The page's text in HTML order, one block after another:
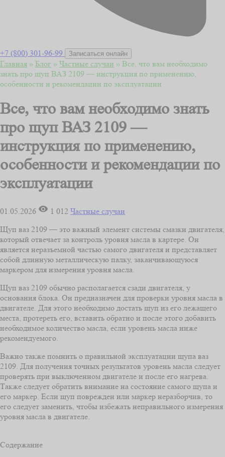
+7 (800) 301-96-99 Записаться онлайн
Главная » Блог » Частные случаи » Все, что вам необходимо
знать про щуп ВАЗ 2109 — инструкция по применению,
особенности и рекомендации по эксплуатации
Все, что вам необходимо знать
про щуп ВАЗ 2109 —
инструкция по применению,
особенности и рекомендации по
эксплуатации
01.05.2026 1 012 Частные случаи
Щуп ваз 2109 — это важный элемент системы смазки двигателя,
который отвечает за контроль уровня масла в картере. Он
является неразъемной частью самого двигателя и представляет
собой длинную металлическую палку, заканчивающуюся
маркером для измерения уровня масла.
Щуп ваз 2109 обычно располагается сзади двигателя, у
основания блока. Он предназначен для проверки уровня масла в
двигателе. Для этого необходимо достать щуп из его лежащего
места, протереть его, вставить обратно и после этого добавить
необходимое количество масла, если уровень масла ниже
рекомендуемого.
Важно также помнить о правильной эксплуатации щупа ваз
2109. Для получения точных результатов уровень масла следует
проверять при выключенном двигателе и после его нагрева.
Также следует обратить внимание на состояние самого щупа и
его маркер. Если щуп поврежден или маркер неразборчив, то
его следует заменить, чтобы избежать неправильного измерения
уровня масла в двигателе.
Содержание